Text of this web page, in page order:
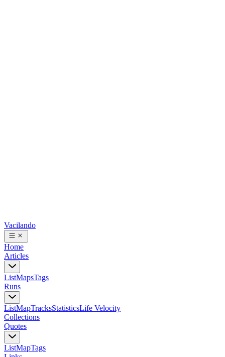
Vacilando
Home
Articles
ListMapsTags
Runs
ListMapTracksStatisticsLife Velocity
Collections
Quotes
ListMapTags